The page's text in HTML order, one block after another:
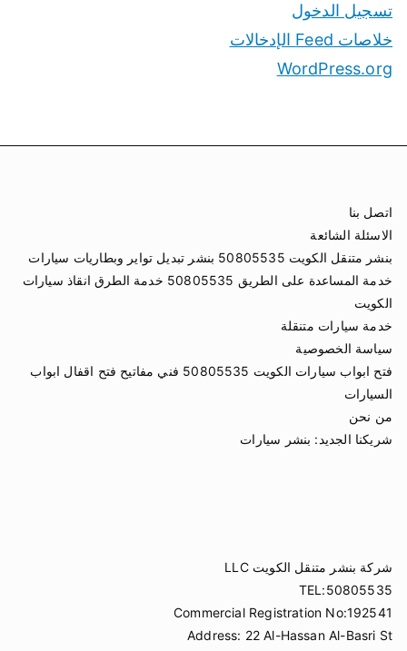
تسجيل الدخول
خلاصات Feed الإدخالات
WordPress.org
اتصل بنا
الاسئلة الشائعة
بنشر متنقل الكويت 50805535 بنشر تبديل تواير وبطاريات سيارات
خدمة المساعدة على الطريق 50805535 خدمة الطرق انقاذ سيارات
الكويت
خدمة سيارات متنقلة
سياسة الخصوصية
فتح ابواب سيارات الكويت 50805535 فني مفاتيح فتح اقفال ابواب
السيارات
من نحن
شريكنا الجديد: بنشر سيارات
شركة بنشر متنقل الكويت LLC
TEL:50805535
Commercial Registration No:192541
Address: 22 Al-Hassan Al-Basri St